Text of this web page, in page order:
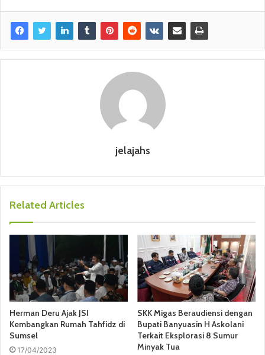
jelajahs
Related Articles
Herman Deru Ajak JSI
Kembangkan Rumah Tahfidz di
Sumsel
17/04/2023
SKK Migas Beraudiensi dengan
Bupati Banyuasin H Askolani
Terkait Eksplorasi 8 Sumur
Minyak Tua